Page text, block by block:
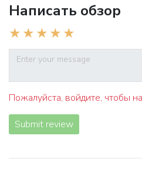
Написать обзор
Пожалуйста, войдите, чтобы
Submit review